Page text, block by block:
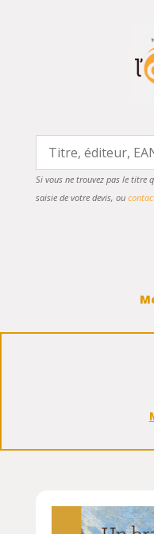
Si vous ne trouvez pas le titre
saisie de votre devis, ou